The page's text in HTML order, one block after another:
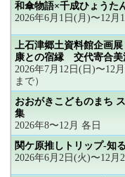
和傘物語×千成ひょうた
2026年6月1日(月)〜12月
上石津郷土資料館企画
康との宿縁 交代寄合美
2026年7月12日(日)〜12
まで）
おおがきこどものまち
集
2026年8〜12月 各日
関ケ原推しトリップ-知
2026年6月2日(火)〜12月